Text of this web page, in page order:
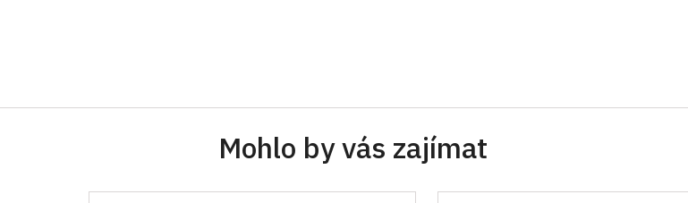
Mohlo by vás zajímat